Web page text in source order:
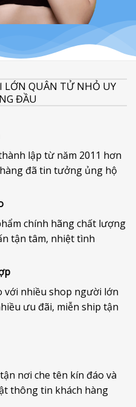
LỚN QUÂN TỬ NHỎ UY
ĐẦU
lập từ năm 2011 hơn
hàng đã tin tưởng ủng hộ
chính hãng chất lượng
tận tâm, nhiệt tình
với nhiều shop người lớn
ưu đãi, miễn ship tận
nơi che tên kín đáo và
thông tin khách hàng